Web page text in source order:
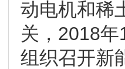
动电机和稀
关，2018
组织召开新